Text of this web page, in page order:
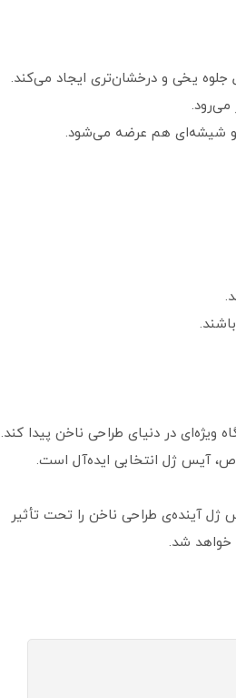
یخی و درخشان‌تری ایجاد می‌کند.
می‌رود.
و شیشه‌ای هم عرضه می‌شود.
ویژه‌ای در دنیای طراحی ناخن پیدا کند.
آیس ژل انتخابی ایده‌آل است.
آینده‌ی طراحی ناخن را تحت تأثیر
خواهد شد.